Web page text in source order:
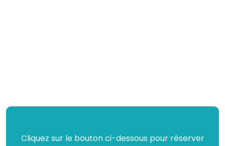
Cliquez sur le bouton ci-dessous pour réserver